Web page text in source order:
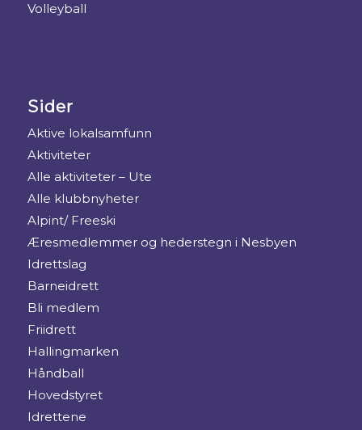
Volleyball
Sider
Aktive lokalsamfunn
Aktiviteter
Alle aktiviteter – Ute
Alle klubbnyheter
Alpint/ Freeski
Æresmedlemmer og hederstegn i Nesbyen
Idrettslag
Barneidrett
Bli medlem
Friidrett
Hallingmarken
Håndball
Hovedstyret
Idrettene